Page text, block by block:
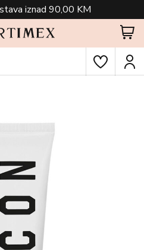
iznad 90,00 KM